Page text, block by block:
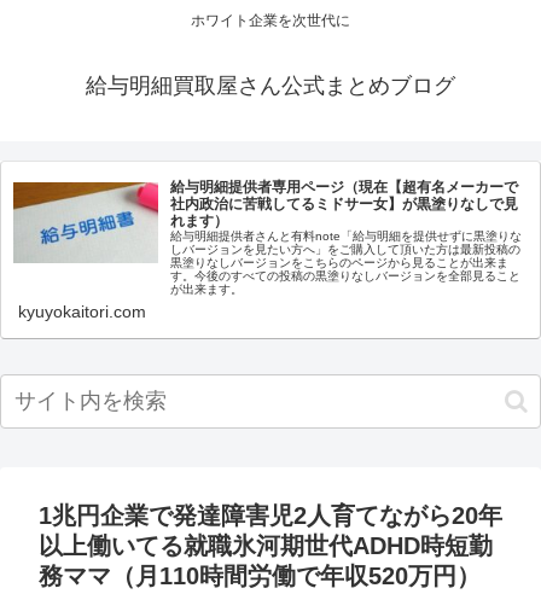
ホワイト企業を次世代に
給与明細買取屋さん公式まとめブログ
給与明細提供者専用ページ（現在【超有名メーカーで
社内政治に苦戦してるミドサー女】が黒塗りなしで見
れます）
給与明細提供者さんと有料note「給与明細を提供せずに黒塗りな
しバージョンを見たい方へ」をご購入して頂いた方は最新投稿の
黒塗りなしバージョンをこちらのページから見ることが出来ま
す。今後のすべての投稿の黒塗りなしバージョンを全部見ること
が出来ます。
kyuyokaitori.com
1兆円企業で発達障害児2人育てながら20年
以上働いてる就職氷河期世代ADHD時短勤
務ママ（月110時間労働で年収520万円）